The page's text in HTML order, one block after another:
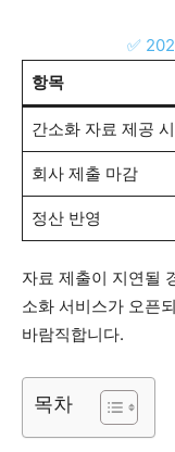
✅
항목
간소화 자료 제공
회사 제출 마감
정산 반영
자료 제출이 지연될
소화 서비스가 오픈
바람직합니다.
목차